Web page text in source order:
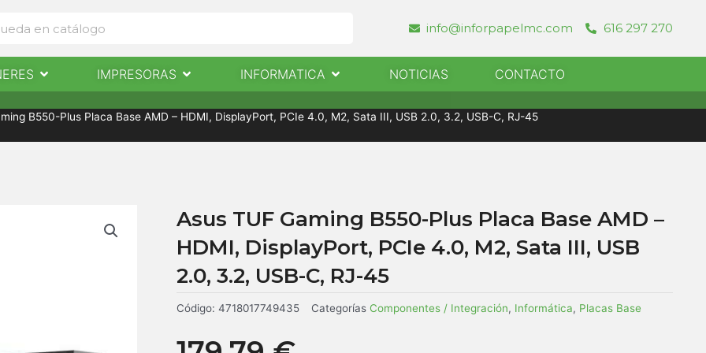
info@inforpapelmc.com 616 297 270
INFORMÁTICA NOTICIAS CONTACTO
Abrir EscaneresIMPRESORAS Abrir ImpresorasINFORMATICA Abrir InformaticaNOTICIAS CONTACTO
B550-Plus Placa Base AMD – HDMI, DisplayPort, PCIe 4.0, M2, Sata III, USB 2.0, 3.2, USB-C, RJ-45
Asus TUF Gaming B550-Plus Placa Base AMD –
HDMI, DisplayPort, PCIe 4.0, M2, Sata III, USB
2.0, 3.2, USB-C, RJ-45
Código: 4718017749435 Categorías Componentes / Integración, Informática, Placas Base